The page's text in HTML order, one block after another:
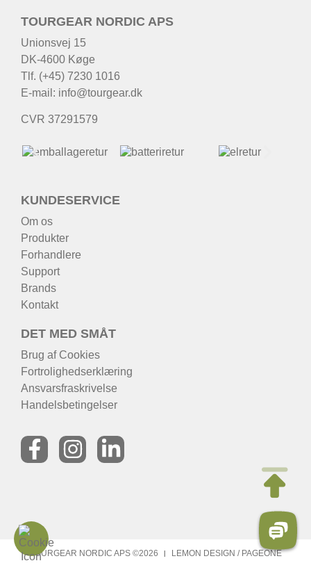
TOURGEAR NORDIC APS
Unionsvej 15
DK-4600 Køge
Tlf. (+45) 7230 1016
E-mail: info@tourgear.dk
CVR 37291579
KUNDESERVICE
Om os
Produkter
Forhandlere
Support
Brands
Kontakt
DET MED SMÅT
Brug af Cookies
Fortrolighedserklæring
Ansvarsfraskrivelse
Handelsbetingelser
TOURGEAR NORDIC APS ©2026 LEMON DESIGN / PAGEONE